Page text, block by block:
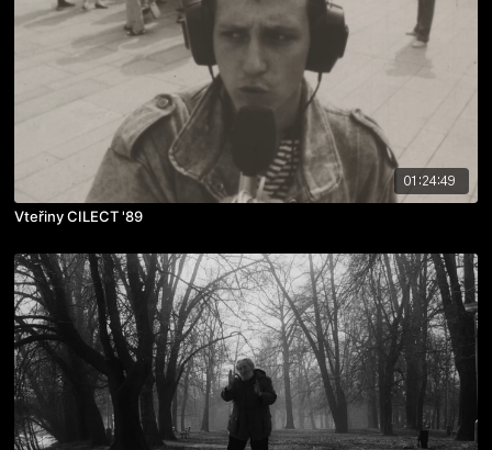
01:24:49
Vteřiny CILECT '89